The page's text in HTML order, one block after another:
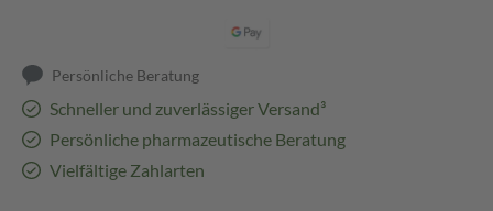
Persönliche Beratung
Schneller und zuverlässiger Versand³
Persönliche pharmazeutische Beratung
Vielfältige Zahlarten